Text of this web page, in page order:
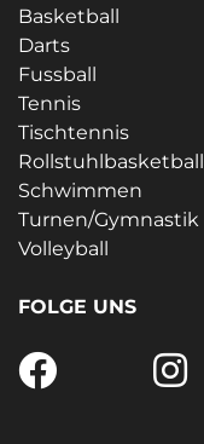
Basketball
Darts
Fussball
Tennis
Tischtennis
Rollstuhlbasketball
Schwimmen
Turnen/Gymnastik
Volleyball
FOLGE UNS